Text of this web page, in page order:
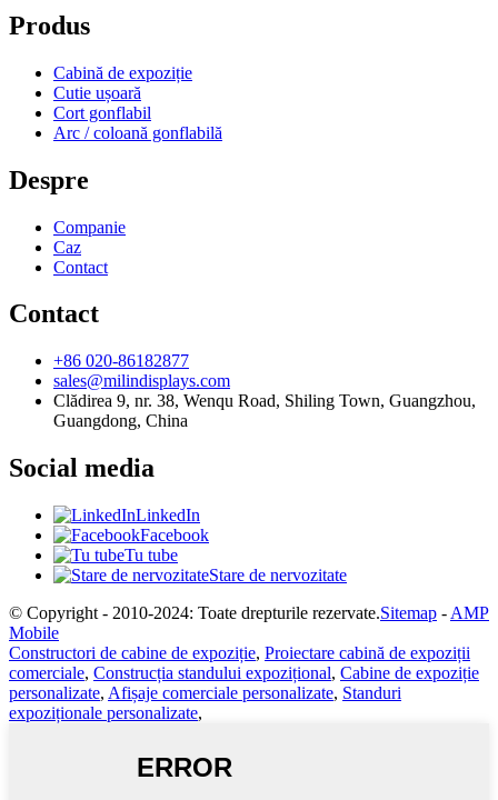
Produs
Cabină de expoziție
Cutie ușoară
Cort gonflabil
Arc / coloană gonflabilă
Despre
Companie
Caz
Contact
Contact
+86 020-86182877
sales@milindisplays.com
Clădirea 9, nr. 38, Wenqu Road, Shiling Town, Guangzhou,
Guangdong, China
Social media
LinkedIn
Facebook
Tu tube
Stare de nervozitate
© Copyright - 2010-2024: Toate drepturile rezervate.Sitemap - AMP
Mobile
Constructori de cabine de expoziție, Proiectare cabină de expoziții
comerciale, Construcția standului expozițional, Cabine de expoziție
personalizate, Afișaje comerciale personalizate, Standuri
expoziționale personalizate,